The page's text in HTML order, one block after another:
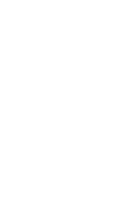
Dentre as
Ondina,
da Barra. Reservar
pela Baía também é
região como, por
o Acarajé de
de Salvador. Outras
moqueca baiana, o
de camarão; vale a